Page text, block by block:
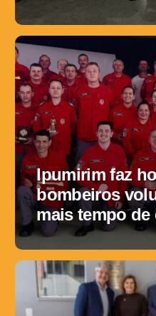
Ipumirim faz
bombeiros
mais tempo de